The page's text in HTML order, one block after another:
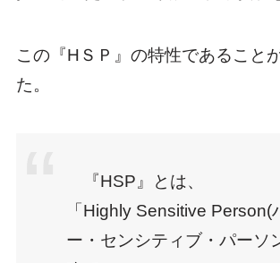
この『HＳＰ』の特性であること
た。
『HSP』とは、
「Highly Sensitive Person(
ー・センシティブ・パーソ